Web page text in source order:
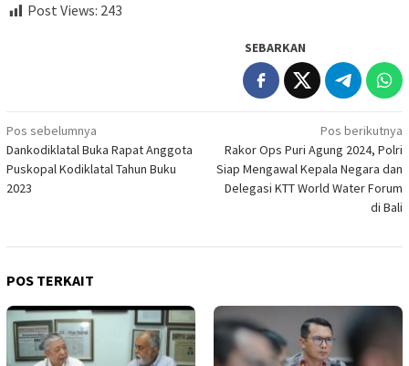
Post Views: 243
SEBARKAN
Navigasi
pos
Pos sebelumnya
Dankodiklatal Buka Rapat Anggota
Puskopal Kodiklatal Tahun Buku
2023
Pos berikutnya
Rakor Ops Puri Agung 2024, Polri
Siap Mengawal Kepala Negara dan
Delegasi KTT World Water Forum
di Bali
POS TERKAIT